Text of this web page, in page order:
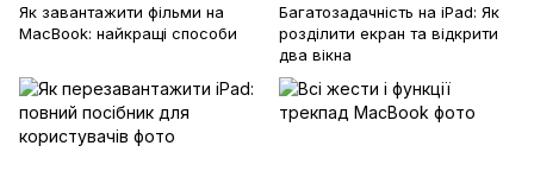
Як завантажити фільми на
MacBook: найкращі способи
Багатозадачність на iPad: Як
розділити екран та відкрити
два вікна